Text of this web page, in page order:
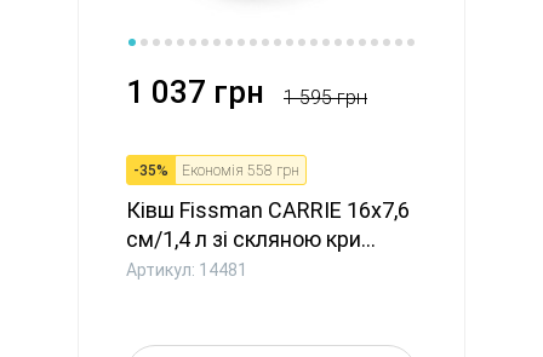
1 037 грн 1 595 грн
-35% Економія 558 грн
Ківш Fissman CARRIE 16x7,6
см/1,4 л зі скляною кри...
Артикул: 14481